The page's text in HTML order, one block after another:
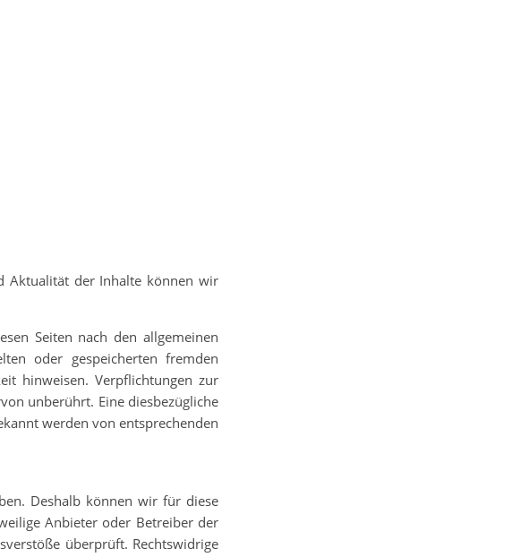
Aktualität der Inhalte können wir
Seiten nach den allgemeinen
oder gespeicherten fremden
hinweisen. Verpflichtungen zur
unberührt. Eine diesbezügliche
werden von entsprechenden
Deshalb können wir für diese
Anbieter oder Betreiber der
überprüft. Rechtswidrige